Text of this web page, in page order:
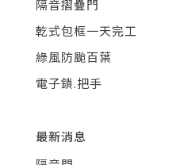
隔音摺疊門
乾式包框一天完工
綠風防颱百葉
電子鎖.把手
最新消息